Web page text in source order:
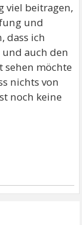
viel beitragen,
und
dass ich
auch den
sehen möchte
nichts von
noch keine